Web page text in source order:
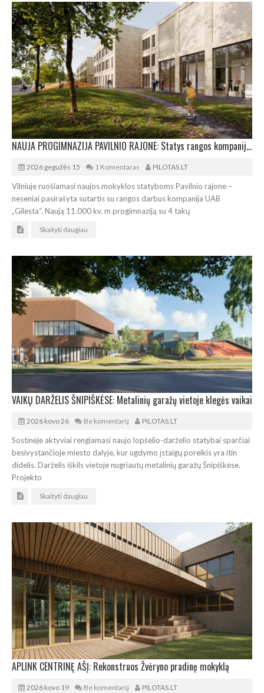
NAUJA PROGIMNAZIJA PAVILNIO RAJONE: Statys rangos kompanija „Gilesta“
2026 gegužės 15 1 Komentaras PILOTAS.LT
Vilniuje ruošiamasi naujos mokyklos statyboms Pavilnio rajone –
neseniai pasirašyta sutartis su rangos darbus kompanija UAB
„Gilesta“. Naują 11.000 kv. m progimnaziją su 4 takų
Skaityti daugiau
VAIKŲ DARŽELIS ŠNIPIŠKĖSE: Metalinių garažų vietoje klegės vaikai
2026 kovo 26 Be komentarų PILOTAS.LT
Sostinėje aktyviai rengiamasi naujo lopšelio-darželio statybai sparčiai
besivystančioje miesto dalyje, kur ugdymo įstaigų poreikis yra itin
didelis. Darželis iškils vietoje nugriautų metalinių garažų Šnipiškėse.
Projekto
Skaityti daugiau
APLINK CENTRINĘ AŠĮ: Rekonstruos Žvėryno pradinę mokyklą
2026 kovo 19 Be komentarų PILOTAS.LT